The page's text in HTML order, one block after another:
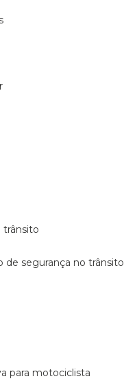
trânsito
de segurança no trânsito
para motociclista